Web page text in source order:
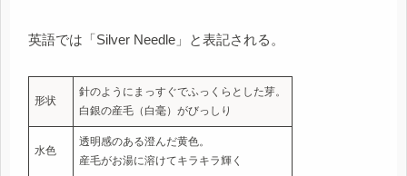
英語では「Silver Needle」と表記される。
形状
針のようにまっすぐでふっくらとした芽。
白銀の産毛（白毫）がびっしり
水色
透明感のある澄んだ黄色。
産毛がお湯に溶けてキラキラ輝く